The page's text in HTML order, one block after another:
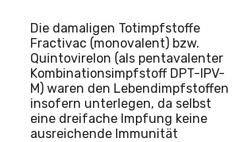
Die damaligen Totimpfstoffe
Fractivac (monovalent) bzw.
Quintovirelon (als pentavalenter
Kombinationsimpfstoff DPT-IPV-
M) waren den Lebendimpfstoffen
insofern unterlegen, da selbst
eine dreifache Impfung keine
ausreichende Immunität